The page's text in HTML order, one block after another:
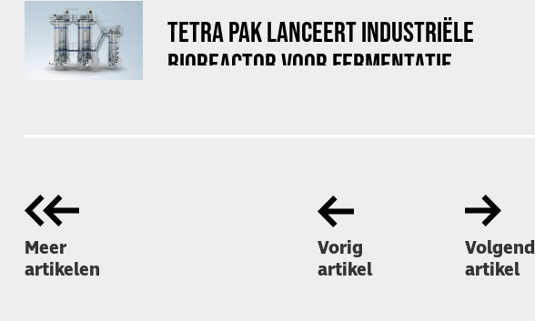
TETRA PAK LANCEERT INDUSTRIËLE
BIOREACTOR VOOR FERMENTATIE
Meer
artikelen
Vorig
artikel
Volgend
artikel